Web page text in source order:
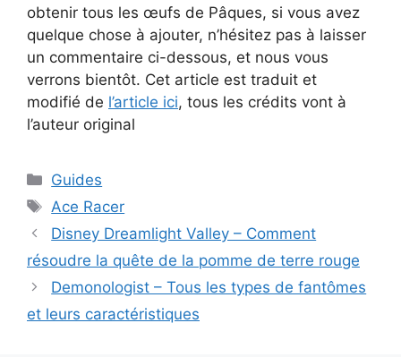
obtenir tous les œufs de Pâques, si vous avez
quelque chose à ajouter, n’hésitez pas à laisser
un commentaire ci-dessous, et nous vous
verrons bientôt. Cet article est traduit et
modifié de l’article ici, tous les crédits vont à
l’auteur original
Catégories
Guides
Étiquettes
Ace Racer
Disney Dreamlight Valley – Comment
résoudre la quête de la pomme de terre rouge
Demonologist – Tous les types de fantômes
et leurs caractéristiques